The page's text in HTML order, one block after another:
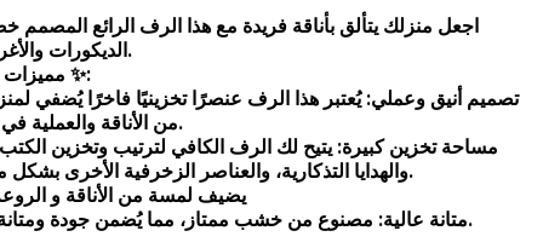
اجعل منزلك يتألق بأناقة فريدة مع هذا الرف الرائع المصمم
الديكورات والأغراض المنزلية.
✨ مميزات هذا المنتج ✨:
من الأناقة والعملية في نفس الوقت.
والهدايا التذكارية، والعناصر الزخرفية الأخرى بشكل مرتب وجميل.
✅ متانة عالية: مصنوع من خشب ممتاز، مما يُضمن جودة ومتانة استثنائية.